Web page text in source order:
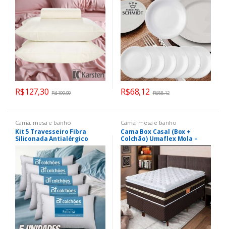
R$127,30 R$199,90
resistência
R$68,12 R$88,12
Cama, mesa e banho
Kit 5 Travesseiro Fibra
Siliconada Antialérgico
Macio 45×65 – BF Colchões
Cama, mesa e banho
Cama Box Casal (Box +
Colchão) Umaflex Mola –
75cm de Altura Prada